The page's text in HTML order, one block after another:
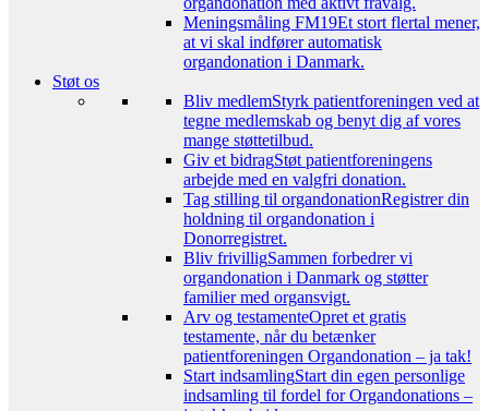
Meningsmåling FM19Et stort flertal mener,
at vi skal indfører automatisk
organdonation i Danmark.
Støt os
Bliv medlemStyrk patientforeningen ved at
tegne medlemskab og benyt dig af vores
mange støttetilbud.
Giv et bidragStøt patientforeningens
arbejde med en valgfri donation.
Tag stilling til organdonationRegistrer din
holdning til organdonation i
Donorregistret.
Bliv frivilligSammen forbedrer vi
organdonation i Danmark og støtter
familier med organsvigt.
Arv og testamenteOpret et gratis
testamente, når du betænker
patientforeningen Organdonation – ja tak!
Start indsamlingStart din egen personlige
indsamling til fordel for Organdonations –